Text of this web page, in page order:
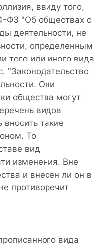
ввиду того,
ФЗ "Об обществах с
деятельности, не
определенным
того или иного вида
"Законодательство
Они
общества могут
видов
такие
То
вид
изменения. Вне
и внесен ли он в
противоречит
вида